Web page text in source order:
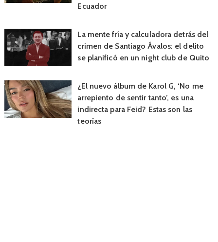
Ecuador
La mente fría y calculadora detrás del
crimen de Santiago Ávalos: el delito
se planificó en un night club de Quito
¿El nuevo álbum de Karol G, ‘No me
arrepiento de sentir tanto’, es una
indirecta para Feid? Estas son las
teorías